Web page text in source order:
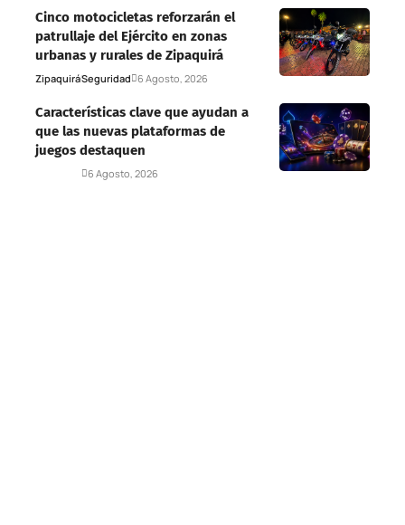
Cinco motocicletas reforzarán el
patrullaje del Ejército en zonas
urbanas y rurales de Zipaquirá
ZipaquiráSeguridad 6 Agosto, 2026
Características clave que ayudan a
que las nuevas plataformas de
juegos destaquen
6 Agosto, 2026